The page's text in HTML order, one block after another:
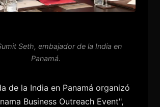
Seth, embajador de la India en
Panamá.
de la India en Panamá organizó
Business Outreach Event",